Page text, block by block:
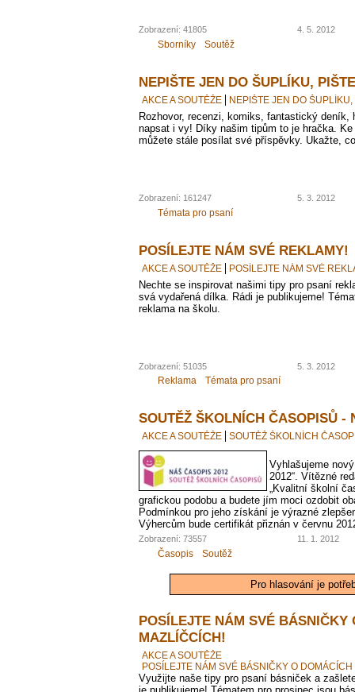
Zobrazení: 41805 4. 5. 2012
Sborníky Soutěž
NEPIŠTE JEN DO ŠUPLÍKU,
AKCE A SOUTĚŽE NEPIŠTE JEN DO
Rozhovor, recenzi, komiks, fantastický deník,
napsat i vy! Díky našim tipům to je hračka.
můžete stále posílat své příspěvky. Ukažte,
Zobrazení: 161247 5. 3. 2012
Témata pro psaní
POSÍLEJTE NÁM SVÉ REKLAMY!
AKCE A SOUTĚŽE POSÍLEJTE NÁM SVÉ
Nechte se inspirovat našimi tipy pro psaní
svá vydařená dílka. Rádi je publikujeme!
reklama na školu.
Zobrazení: 51035 5. 3. 2012
Reklama Témata pro psaní
SOUTĚŽ ŠKOLNÍCH ČASOPISŮ -
AKCE A SOUTĚŽE SOUTĚŽ ŠKOLNÍCH
Vyhlašujeme
2012“. Vítězné
„Kvalitní školní
grafickou podobu a budete jím moci ozdobit
Podmínkou pro jeho získání je výrazné
Výhercům bude certifikát přiznán v červnu
Zobrazení: 73557 11. 1. 2012
Časopis Soutěž
Pro hlasování je
POSÍLEJTE NÁM SVÉ BÁSNIČKY
MAZLÍČCÍCH!
AKCE A SOUTĚŽE
POSÍLEJTE NÁM SVÉ BÁSNIČKY O
Využijte naše tipy pro psaní básniček a